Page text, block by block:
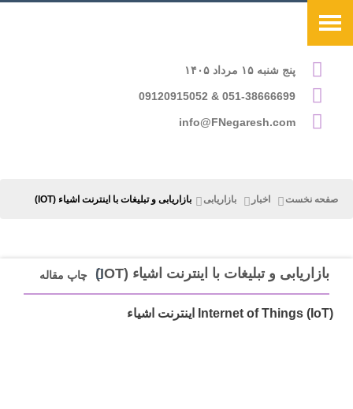
پنج شنبه ۱۵ مرداد ۱۴۰۵
051-38666699 & 09120915052
info@FNegaresh.com
صفحه نخست اخبار بازاریابی بازاریابی و تبلیغات با اینترنت اشیاء (IOT)
بازاریابی و تبلیغات با اینترنت اشیاء (IOT) چاپ مقاله
Internet of Things (IoT) اینترنت اشیاء